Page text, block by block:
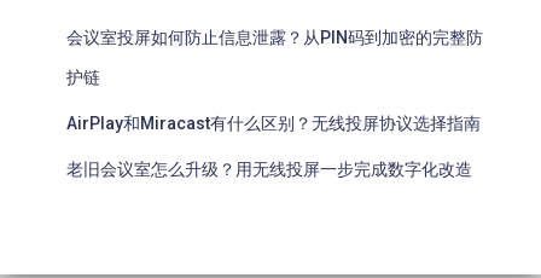
会议室投屏如何防止信息泄露？从PIN码到加密的完整防
护链
AirPlay和Miracast有什么区别？无线投屏协议选择指南
老旧会议室怎么升级？用无线投屏一步完成数字化改造